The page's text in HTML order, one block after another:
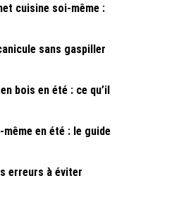
cuisine soi-même :
sans gaspiller
bois en été : ce qu’il
en été : le guide
erreurs à éviter